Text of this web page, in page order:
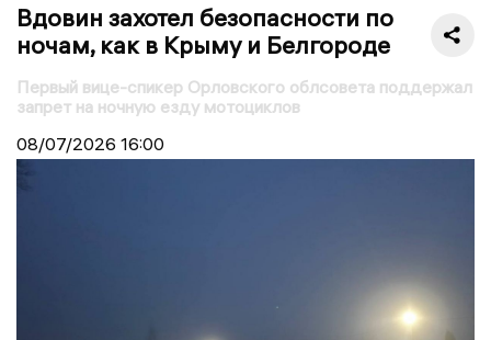
Вдовин захотел безопасности по
ночам, как в Крыму и Белгороде
Первый вице-спикер Орловского облсовета поддержал
запрет на ночную езду мотоциклов
08/07/2026 16:00